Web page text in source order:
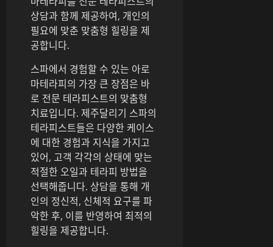
상담과 함께 제공하여, 개인의
필요에 맞춘 맞춤형 힐링을 제
공합니다.
스파에서 경험할 수 있는 아로
마테라피의 가장 큰 장점은 바
로 전문 테라피스트의 맞춤형
치료입니다. 제주달리기 스파의
테라피스트들은 다양한 케이스
에 대한 경험과 지식을 가지고
있어, 고객 각각의 상태에 맞는
적절한 오일과 테라피 방법을
선택해줍니다. 상담을 통해 개
인의 정신적, 신체적 요구를 파
악한 후, 이를 반영하여 최적의
힐링을 제공합니다.